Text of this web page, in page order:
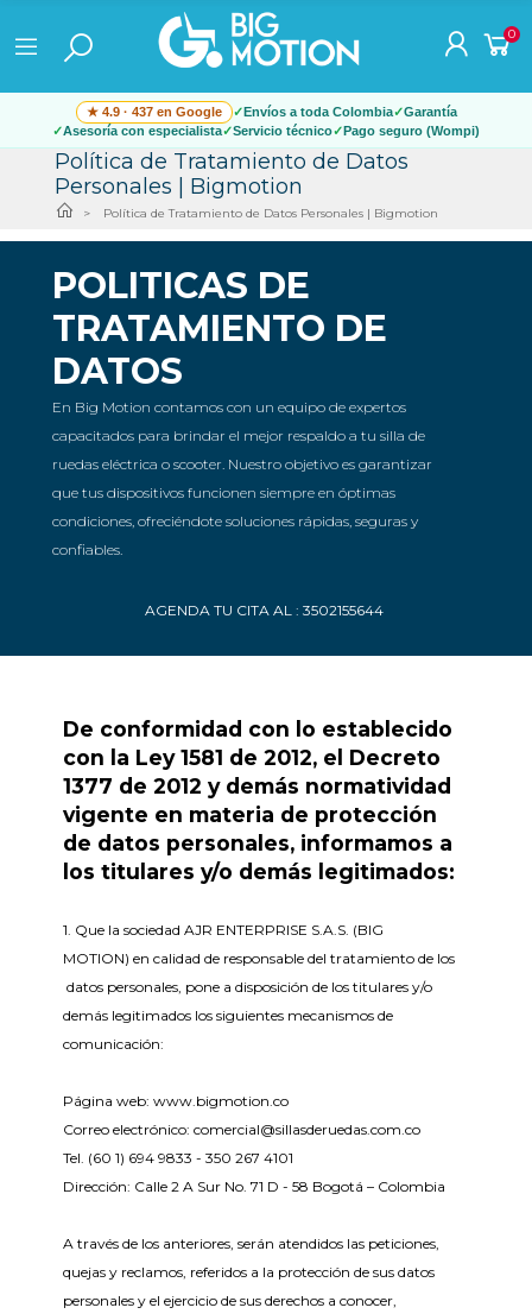
0
★ 4.9 · 437 en Google Envíos a toda Colombia
Garantía
Asesoría con especialista
Servicio técnico Pago seguro (Wompi)
Política de Tratamiento de Datos
Personales | Bigmotion
Política de Tratamiento de Datos Personales | Bigmotion
POLITICAS DE
TRATAMIENTO DE
DATOS
En Big Motion contamos con un equipo de expertos
capacitados para brindar el mejor respaldo a tu silla de
ruedas eléctrica o scooter. Nuestro objetivo es garantizar
que tus dispositivos funcionen siempre en óptimas
condiciones, ofreciéndote soluciones rápidas, seguras y
confiables.
AGENDA TU CITA AL : 3502155644
De conformidad con lo establecido
con la Ley 1581 de 2012, el Decreto
1377 de 2012 y demás normatividad
vigente en materia de protección
de datos personales, informamos a
los titulares y/o demás legitimados:
1. Que la sociedad AJR ENTERPRISE S.A.S. (BIG
MOTION) en calidad de responsable del tratamiento de los
datos personales, pone a disposición de los titulares y/o
demás legitimados los siguientes mecanismos de
comunicación:
Página web: www.bigmotion.co
Correo electrónico: comercial@sillasderuedas.com.co
Tel. (60 1) 694 9833 - 350 267 4101
Dirección: Calle 2 A Sur No. 71 D - 58 Bogotá – Colombia
A través de los anteriores, serán atendidos las peticiones,
quejas y reclamos, referidos a la protección de sus datos
personales y el ejercicio de sus derechos a conocer,